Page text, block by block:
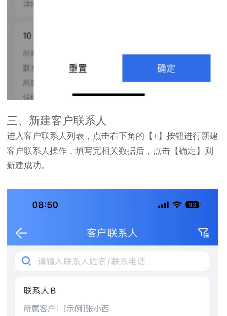
三、新建客户联系人
进入客户联系人列表，点击右下角的【+】按钮进行新建
客户联系人操作，填写完相关数据后，点击【确定】则
新建成功。